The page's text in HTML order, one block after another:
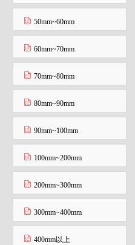
50mm~60mm
60mm~70mm
70mm~80mm
80mm~90mm
90mm~100mm
100mm~200mm
200mm~300mm
300mm~400mm
400mm以上